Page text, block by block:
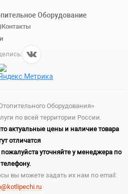
Оборудование
Контакты
Оборудования»
по всей территории России.
актуальные цены и наличие товара
отличатся
уточняйте у менеджера по
телефону.
вы можете задать их нам по email: